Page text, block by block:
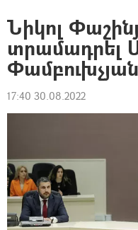
Նիկոլ
տրամադրել
17:40 30.08.2022